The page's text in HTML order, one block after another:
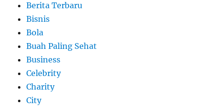
Berita Terbaru
Bisnis
Bola
Buah Paling Sehat
Business
Celebrity
Charity
City